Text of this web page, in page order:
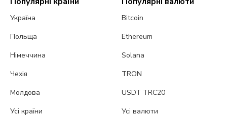
Україна
Польща
Німеччина
Чехія
Молдова
Усі країни
Bitcoin
Ethereum
Solana
TRON
USDT TRC20
Усі валюти